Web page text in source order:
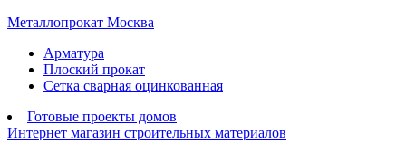
Металлопрокат Москва
Арматура
Плоский прокат
Сетка сварная оцинкованная
Готовые проекты домов
Интернет магазин строительных материалов